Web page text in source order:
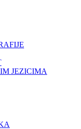
JEZICIMA